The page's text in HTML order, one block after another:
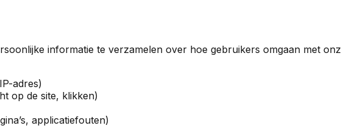
informatie te verzamelen over hoe gebruikers omgaan met
adres)
op de site, klikken)
applicatiefouten)